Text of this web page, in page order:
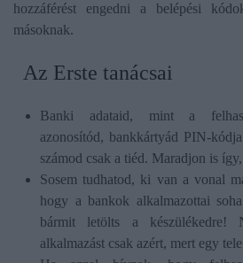
hozzáférést engedni a belépési
másoknak.
Az Erste tanácsai
Banki adataid, mint a
azonosítód, bankkártyád PIN-
számod csak a tiéd. Maradjon is
Sosem tudhatod, ki van a vonal
hogy a bankok alkalmazottai
bármit letölts a készülékedre!
alkalmazást csak azért, mert egy